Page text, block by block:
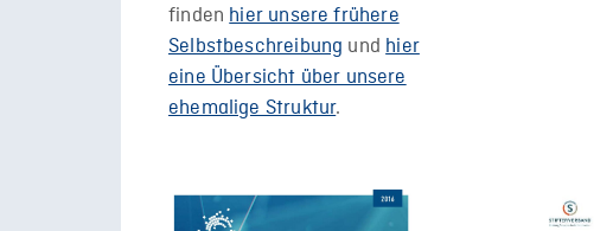
findenhier unsere frühere
Selbstbeschreibung undhier
eine Übersicht über unsere
ehemalige Struktur.